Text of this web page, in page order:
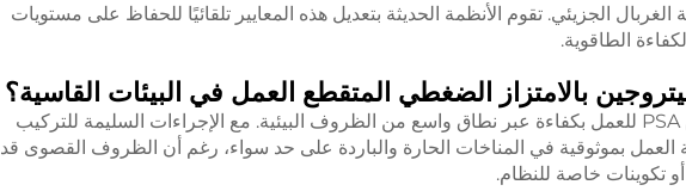
الجزيئي. تقوم الأنظمة الحديثة بتعديل هذه المعايير تلقائيًا للحفاظ على مستويات
الطاقوية.
بالامتزاز الضغطي المتقطع العمل في البيئات القاسية؟
تم تصميم أنظمة النيتروجين PSA للعمل بكفاءة عبر نطاق واسع من الظروف البيئية. مع الإجراءات السليمة للتركيب
العمل بموثوقية في المناخات الحارة والباردة على حد سواء، رغم أن الظروف القصوى قد
تكوينات خاصة للنظام.